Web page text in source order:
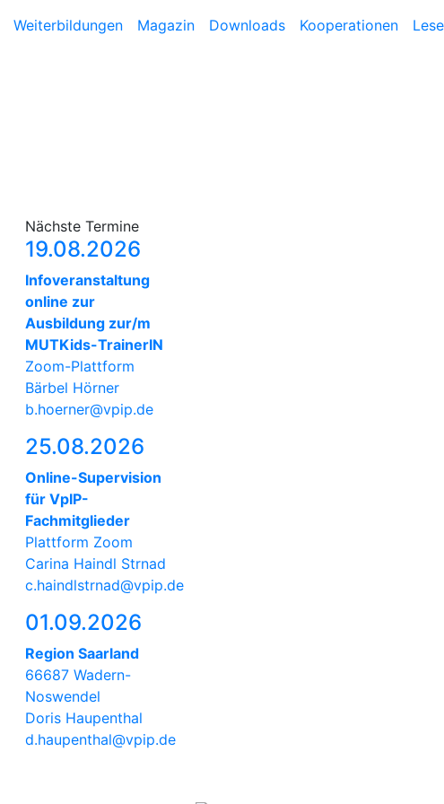
Weiterbildungen Magazin Downloads Kooperationen
Nächste Termine
19.08.2026
Infoveranstaltung
online zur
Ausbildung zur/m
MUTKids-TrainerIN
Zoom-Plattform
Bärbel Hörner
b.hoerner@vpip.de
25.08.2026
Online-Supervision
für VpIP-
Fachmitglieder
Plattform Zoom
Carina Haindl Strnad
c.haindlstrnad@vpip.de
01.09.2026
Region Saarland
66687 Wadern-
Noswendel
Doris Haupenthal
d.haupenthal@vpip.de